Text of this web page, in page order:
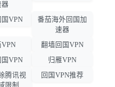
器
VPN
番茄海外回国加
速器
翻墙回国VPN
国VPN
归雁VPN
腾讯视
限制
回国VPN推荐